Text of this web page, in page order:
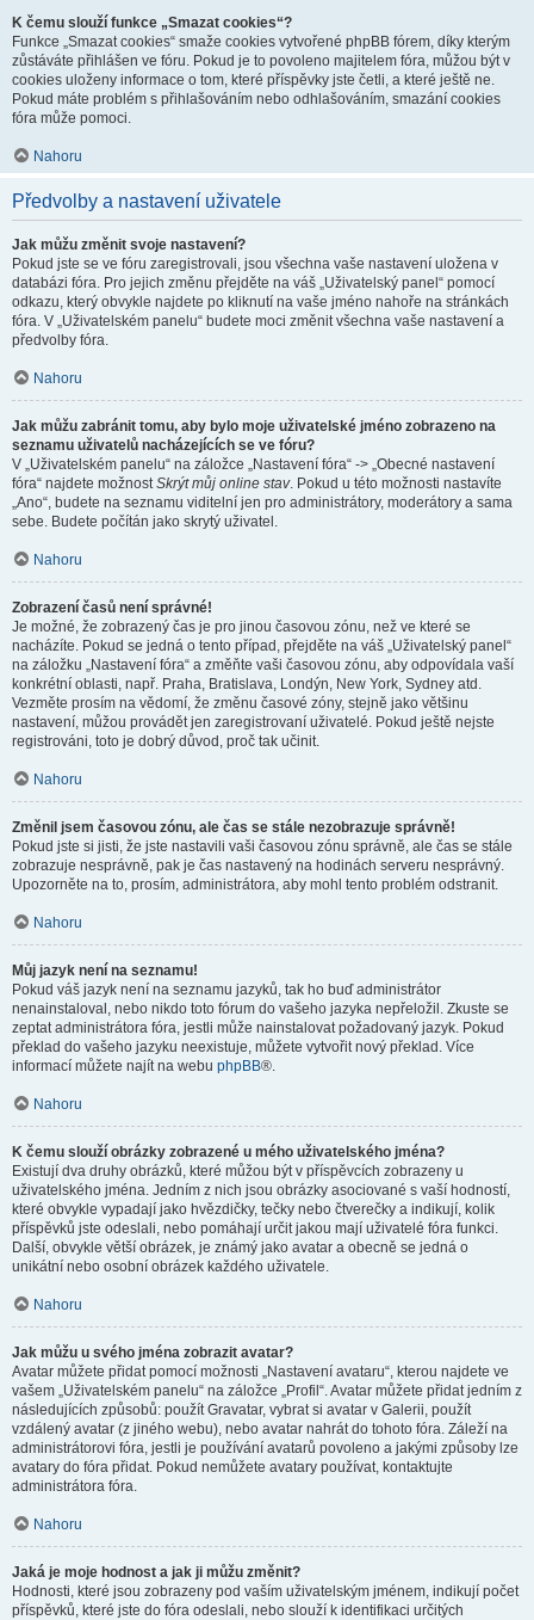
K čemu slouží funkce „Smazat cookies“?
Funkce „Smazat cookies“ smaže cookies vytvořené phpBB fórem, díky kterým
zůstáváte přihlášen ve fóru. Pokud je to povoleno majitelem fóra, můžou být v
cookies uloženy informace o tom, které příspěvky jste četli, a které ještě ne.
Pokud máte problém s přihlašováním nebo odhlašováním, smazání cookies
fóra může pomoci.
Nahoru
Předvolby a nastavení uživatele
Jak můžu změnit svoje nastavení?
Pokud jste se ve fóru zaregistrovali, jsou všechna vaše nastavení uložena v
databázi fóra. Pro jejich změnu přejděte na váš „Uživatelský panel“ pomocí
odkazu, který obvykle najdete po kliknutí na vaše jméno nahoře na stránkách
fóra. V „Uživatelském panelu“ budete moci změnit všechna vaše nastavení a
předvolby fóra.
Nahoru
Jak můžu zabránit tomu, aby bylo moje uživatelské jméno zobrazeno na
seznamu uživatelů nacházejících se ve fóru?
V „Uživatelském panelu“ na záložce „Nastavení fóra“ -> „Obecné nastavení
fóra“ najdete možnostSkrýt můj online stav. Pokud u této možnosti nastavíte
„Ano“, budete na seznamu viditelní jen pro administrátory, moderátory a sama
sebe. Budete počítán jako skrytý uživatel.
Nahoru
Zobrazení časů není správné!
Je možné, že zobrazený čas je pro jinou časovou zónu, než ve které se
nacházíte. Pokud se jedná o tento případ, přejděte na váš „Uživatelský panel“
na záložku „Nastavení fóra“ a změňte vaši časovou zónu, aby odpovídala vaší
konkrétní oblasti, např. Praha, Bratislava, Londýn, New York, Sydney atd.
Vezměte prosím na vědomí, že změnu časové zóny, stejně jako většinu
nastavení, můžou provádět jen zaregistrovaní uživatelé. Pokud ještě nejste
registrováni, toto je dobrý důvod, proč tak učinit.
Nahoru
Změnil jsem časovou zónu, ale čas se stále nezobrazuje správně!
Pokud jste si jisti, že jste nastavili vaši časovou zónu správně, ale čas se stále
zobrazuje nesprávně, pak je čas nastavený na hodinách serveru nesprávný.
Upozorněte na to, prosím, administrátora, aby mohl tento problém odstranit.
Nahoru
Můj jazyk není na seznamu!
Pokud váš jazyk není na seznamu jazyků, tak ho buď administrátor
nenainstaloval, nebo nikdo toto fórum do vašeho jazyka nepřeložil. Zkuste se
zeptat administrátora fóra, jestli může nainstalovat požadovaný jazyk. Pokud
překlad do vašeho jazyku neexistuje, můžete vytvořit nový překlad. Více
informací můžete najít na webu phpBB®.
Nahoru
K čemu slouží obrázky zobrazené u mého uživatelského jména?
Existují dva druhy obrázků, které můžou být v příspěvcích zobrazeny u
uživatelského jména. Jedním z nich jsou obrázky asociované s vaší hodností,
které obvykle vypadají jako hvězdičky, tečky nebo čtverečky a indikují, kolik
příspěvků jste odeslali, nebo pomáhají určit jakou mají uživatelé fóra funkci.
Další, obvykle větší obrázek, je známý jako avatar a obecně se jedná o
unikátní nebo osobní obrázek každého uživatele.
Nahoru
Jak můžu u svého jména zobrazit avatar?
Avatar můžete přidat pomocí možnosti „Nastavení avataru“, kterou najdete ve
vašem „Uživatelském panelu“ na záložce „Profil“. Avatar můžete přidat jedním z
následujících způsobů: použít Gravatar, vybrat si avatar v Galerii, použít
vzdálený avatar (z jiného webu), nebo avatar nahrát do tohoto fóra. Záleží na
administrátorovi fóra, jestli je používání avatarů povoleno a jakými způsoby lze
avatary do fóra přidat. Pokud nemůžete avatary používat, kontaktujte
administrátora fóra.
Nahoru
Jaká je moje hodnost a jak ji můžu změnit?
Hodnosti, které jsou zobrazeny pod vaším uživatelským jménem, indikují počet
příspěvků, které jste do fóra odeslali, nebo slouží k identifikaci určitých